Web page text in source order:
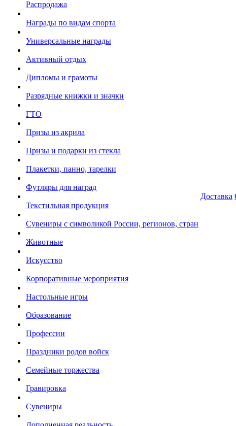
Распродажа
Награды по видам спорта
Универсальные награды
Активный отдых
Дипломы и грамоты
Разрядные книжки и значки
ГТО
Призы из акрила
Призы и подарки из стекла
Плакетки, панно, тарелки
Футляры для наград
Текстильная продукция
Сувениры с символикой России, регионов, стран
Животные
Искусство
Корпоративные мероприятия
Настольные игры
Образование
Профессии
Праздники родов войск
Семейные торжества
Гравировка
Сувениры
Доставка